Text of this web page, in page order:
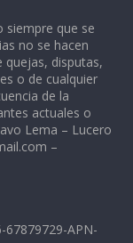
siempre que se
no se hacen
quejas, disputas,
o de cualquier
de la
actuales o
Lema – Lucero
–
67879729-APN-